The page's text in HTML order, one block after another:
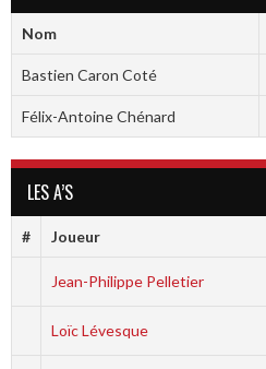
Nom
Bastien Caron Coté
Félix-Antoine Chénard
LES A’S
# Joueur
Jean-Philippe Pelletier
Loïc Lévesque